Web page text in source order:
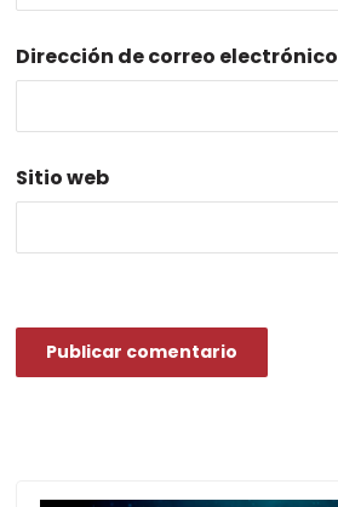
Dirección de correo electrónico
Sitio web